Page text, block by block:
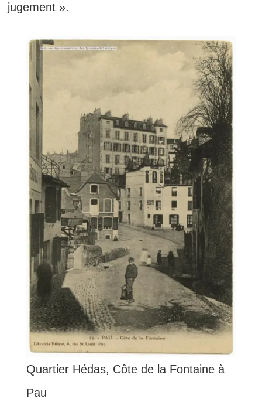
jugement ».
Quartier Hédas, Côte de la Fontaine à
Pau